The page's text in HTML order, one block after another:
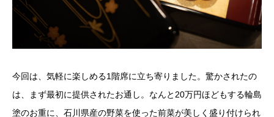
今回は、気軽に楽しめる1階席に立ち寄りました。驚かされたの
は、まず最初に提供されたお通し。なんと20万円ほどもする輪島
塗のお重に、石川県産の野菜を使った前菜が美しく盛り付けられ